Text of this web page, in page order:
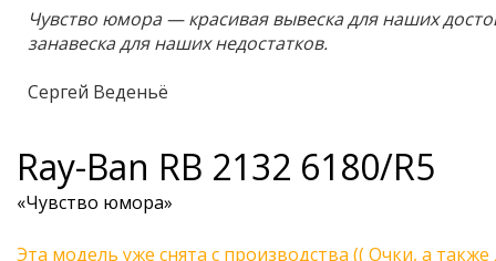
Чувство юмора — красивая вывеска для наших
занавеска для наших недостатков.
Сергей Веденьё
Ray-Ban RB 2132 6180/R5
«Чувство юмора»
Эта модель уже снята с производства (( Очки, а